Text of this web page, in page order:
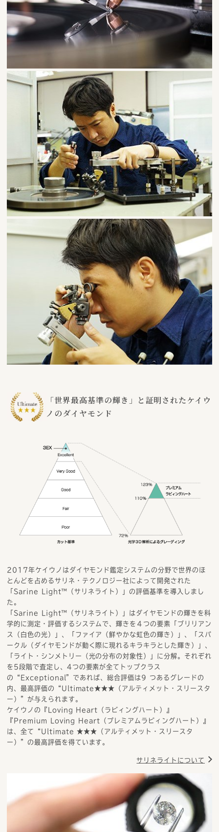
「世界最高基準の輝き」と証明されたケイウ
ノのダイヤモンド
2017年ケイウノはダイヤモンド鑑定システムの分野で世界のほ
とんどを占めるサリネ・テクノロジー社によって開発された
「Sarine Light™（サリネライト）」の評価基準を導入しまし
た。
「Sarine Light™（サリネライト）」はダイヤモンドの輝きを科
学的に測定・評価するシステムで、輝きを４つの要素「ブリリアン
ス（白色の光）」、「ファイア（鮮やかな虹色の輝き）」、「スパ
ークル（ダイヤモンドが動く際に現れるキラキラとした輝き）」、
「ライト・シンメトリー（光の分布の対象性）」に分解。それぞれ
を5段階で査定し、4つの要素が全てトップクラス
の“Exceptional”であれば、総合評価は9 つあるグレードの
内、最高評価の“Ultimate★★★（アルティメット・スリースタ
ー）”が与えられます。
ケイウノの『Loving Heart（ラビィングハート）』
『Premium Loving Heart（プレミアムラビィングハート）』
は、全て“Ultimate ★★★（アルティメット・スリースタ
ー）”の最高評価を得ています。
サリネライトについて